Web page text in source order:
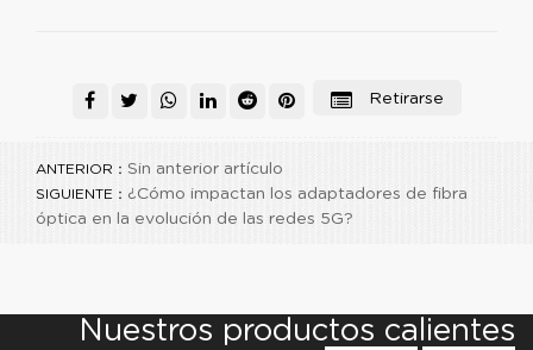
Retirarse
ANTERIOR： Sin anterior artículo
SIGUIENTE： ¿Cómo impactan los adaptadores de fibra
óptica en la evolución de las redes 5G?
Nuestros productos calientes